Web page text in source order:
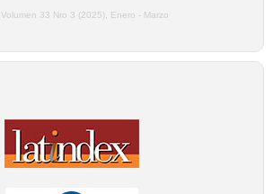
Volumen 33 Nro 3 (2025), Enero - Marzo